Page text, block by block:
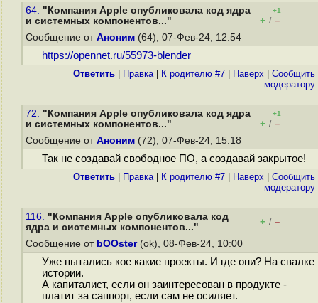
64. "Компания Apple опубликовала код ядра
и системных компонентов..."
+1
+ / –
Сообщение от Аноним (64), 07-Фев-24, 12:54
https://opennet.ru/55973-blender
Ответить Правка| К родителю #7 Наверх
Cообщить
модератору
72. "Компания Apple опубликовала код ядра
и системных компонентов..."
+1
+ / –
Сообщение от Аноним (72), 07-Фев-24, 15:18
Так не создавай свободное ПО, а создавай закрытое!
Ответить Правка| К родителю #7 Наверх
Cообщить
модератору
116. "Компания Apple опубликовала код
ядра и системных компонентов..."
+ / –
Сообщение от bOOster(ok), 08-Фев-24, 10:00
Уже пытались кое какие проекты. И где они? На свалке
истории.
А капиталист, если он заинтересован в продукте -
платит за саппорт, если сам не осиляет.